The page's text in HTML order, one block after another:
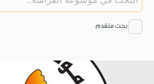
بحث متقدم